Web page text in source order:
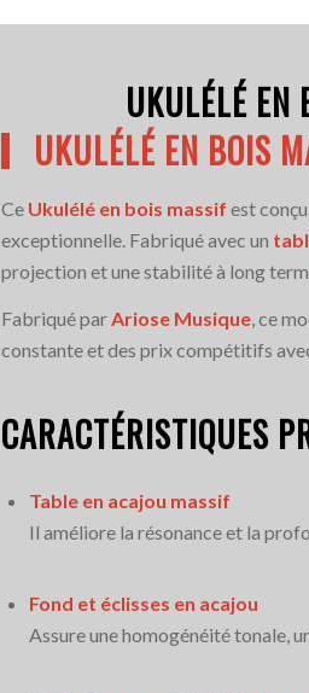
UKULÉLÉ EN
UKULÉLÉ EN BOIS
Ce Ukulélé en bois massif est
exceptionnelle. Fabriqué avec un
projection et une stabilité à long
Fabriqué parAriose Musique, ce
constante et des prix compétitifs
CARACTÉRISTIQUES
Table en acajou massif
Il améliore la résonance et la
Fond et éclisses en acajou
Assure une homogénéité tonale,